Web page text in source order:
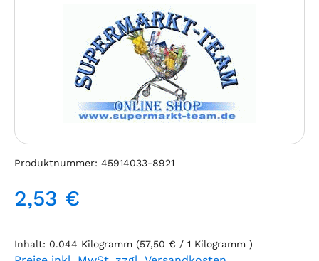
Produktnummer: 45914033-8921
Regulärer Preis:
2,53 €
Inhalt: 0.044 Kilogramm (57,50 € / 1 Kilogramm )